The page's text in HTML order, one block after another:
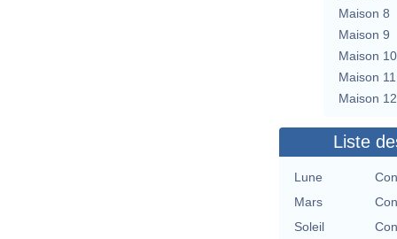
Maison 8
Maison 9
Maison 10
Maison 11
Maison 12
Liste
Lune
Mars
Soleil